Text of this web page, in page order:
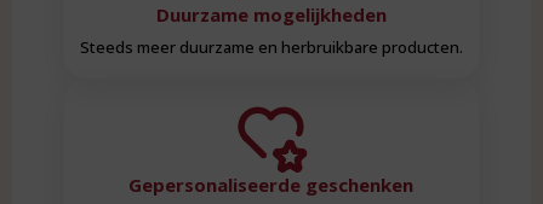
Duurzame mogelijkheden
Steeds meer duurzame en herbruikbare producten.
Gepersonaliseerde geschenken